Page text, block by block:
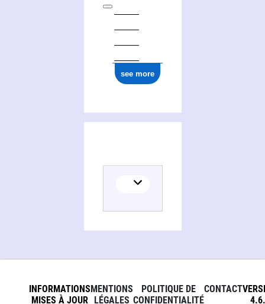
see more
INFORMATIONS
MISES À JOUR
MENTIONS
LÉGALES
POLITIQUE DE
CONFIDENTIALITÉ
CONTACT